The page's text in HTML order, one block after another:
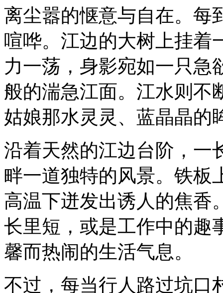
离尘嚣的惬意与自在。每
喧哗。江边的大树上挂着
力一荡，身影宛如一只急
般的湍急江面。江水则不
姑娘那水灵灵、蓝晶晶的
沿着天然的江边台阶，一
畔一道独特的风景。铁板
高温下迸发出诱人的焦香
长里短，或是工作中的趣
馨而热闹的生活气息。
不过，每当行人路过坑口